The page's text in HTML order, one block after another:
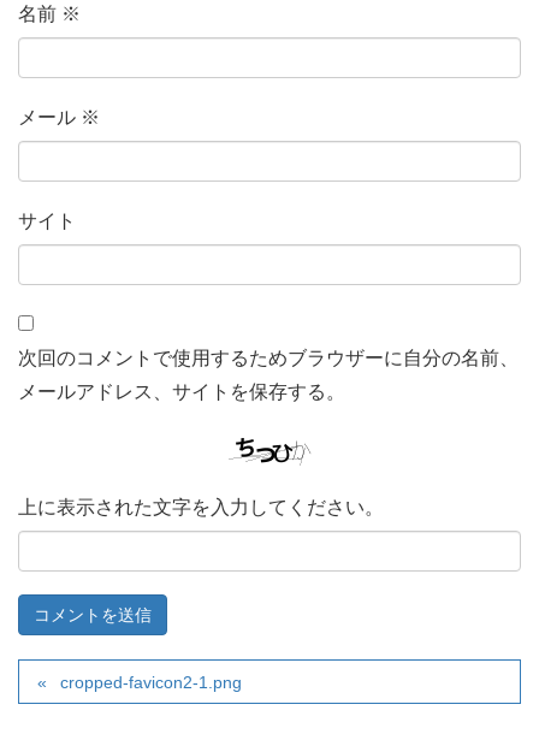
名前 ※
メール ※
サイト
次回のコメントで使用するためブラウザーに自分の名前、
メールアドレス、サイトを保存する。
上に表示された文字を入力してください。
cropped-favicon2-1.png